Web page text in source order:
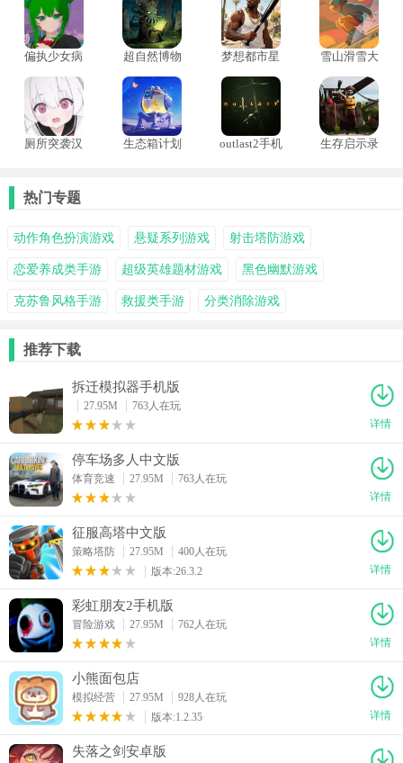
增强沉浸感。
偏执少女病
超自然博物
梦想都市星
雪山滑雪大
厕所突袭汉
生态箱计划
outlast2手机
生存启示录
热门专题
动作角色扮演游戏 悬疑系列游戏 射击塔防游戏
恋爱养成类手游 超级英雄题材游戏 黑色幽默游戏
克苏鲁风格手游 救援类手游 分类消除游戏
推荐下载
拆迁模拟器手机版
27.95M
763人在玩
详情
停车场多人中文版
体育竞速 27.95M
763人在玩
详情
征服高塔中文版
策略塔防 27.95M
400人在玩
版本:26.3.2
详情
彩虹朋友2手机版
冒险游戏 27.95M
762人在玩
详情
小熊面包店
模拟经营 27.95M
928人在玩
版本:1.2.35
详情
失落之剑安卓版